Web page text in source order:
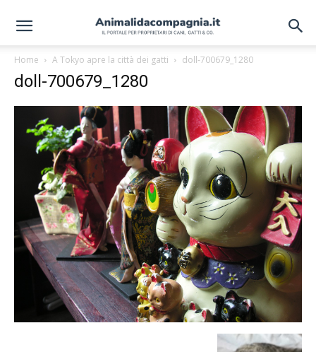
Home A Tokyo apre la città dei gatti doll-700679_1280
doll-700679_1280